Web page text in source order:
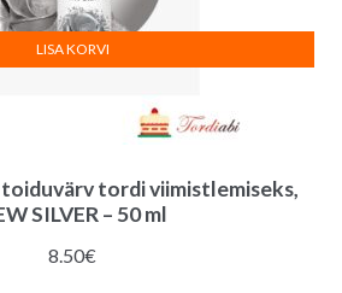
tordi viimistlemiseks,
SILVER – 50 ml
8.50€
LISA KORVI